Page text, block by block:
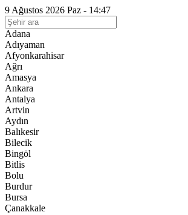
9 Ağustos 2026 Paz - 14:47
Adana
Adıyaman
Afyonkarahisar
Ağrı
Amasya
Ankara
Antalya
Artvin
Aydın
Balıkesir
Bilecik
Bingöl
Bitlis
Bolu
Burdur
Bursa
Çanakkale